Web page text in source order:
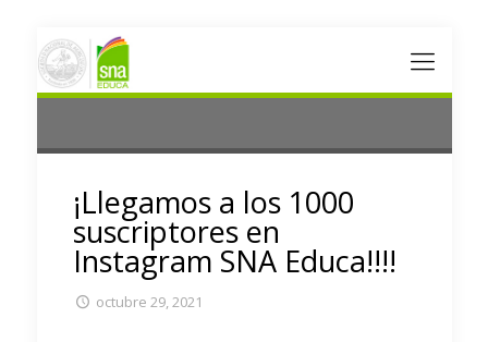
¡Llegamos a los 1000
suscriptores en
Instagram SNA Educa!!!!
octubre 29, 2021